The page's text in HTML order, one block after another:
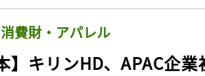
費財・アパレル
】キリンHD、APAC企